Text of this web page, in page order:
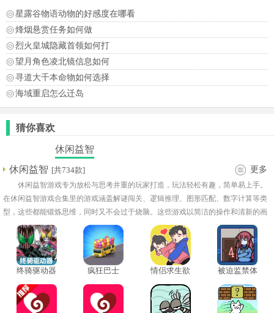
星露谷物语动物的好感度在哪看
烽烟悬赏任务如何做
烈火皇城隐藏首领如何打
望月角色凌北镜信息如何
寻道大千本命物如何选择
海域重启怎么迁岛
猜你喜欢
休闲益智
休闲益智 [共734款] 更多
休闲益智游戏专为放松与思考并重的玩家打造，玩法轻松有趣，简单易上手。
在休闲益智游戏合集里的游戏涵盖解谜闯关、逻辑推理、图形匹配、数字计算等类
型，这些都能锻炼思维，同时又不会过于烧脑。这些游戏以简洁的操作和清新的画
面为玩家带来极佳的舒适体验，是打发时间、放松心情的绝佳选择。
终骑驱动器
版
疯狂巴士 情侣求生欲
被迫监禁体